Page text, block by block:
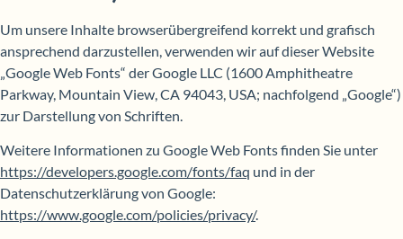
Um unsere Inhalte browserübergreifend korrekt und grafisch
ansprechend darzustellen, verwenden wir auf dieser Website
„Google Web Fonts“ der Google LLC (1600 Amphitheatre
Parkway, Mountain View, CA 94043, USA; nachfolgend „Google“)
zur Darstellung von Schriften.
Weitere Informationen zu Google Web Fonts finden Sie unter
https://developers.google.com/fonts/faq und in der
Datenschutzerklärung von Google:
https://www.google.com/policies/privacy/.